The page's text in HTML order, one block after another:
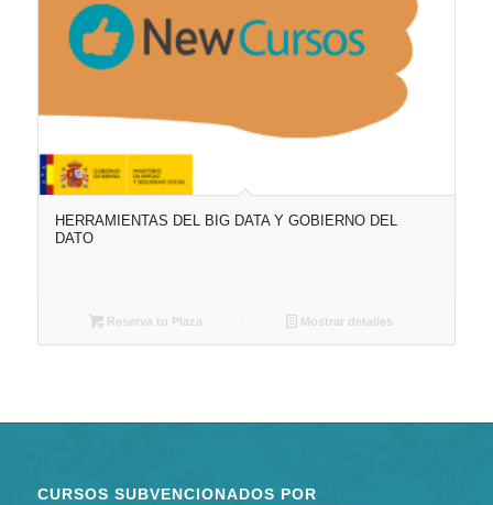
HERRAMIENTAS DEL BIG DATA Y GOBIERNO DEL
DATO
Reserva tu Plaza Mostrar detalles
CURSOS SUBVENCIONADOS POR